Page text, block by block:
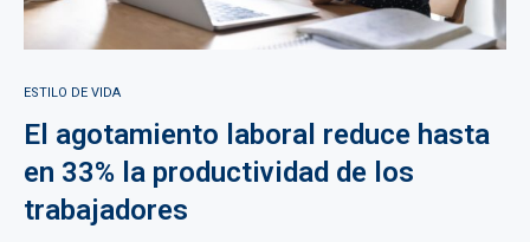
ESTILO DE VIDA
El agotamiento laboral reduce hasta
en 33% la productividad de los
trabajadores